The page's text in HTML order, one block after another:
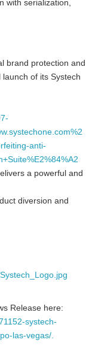
with serialization,
brand protection and
of its Systech
anti-
a powerful and
diversion and
Release here:
systech-
las-vegas/.